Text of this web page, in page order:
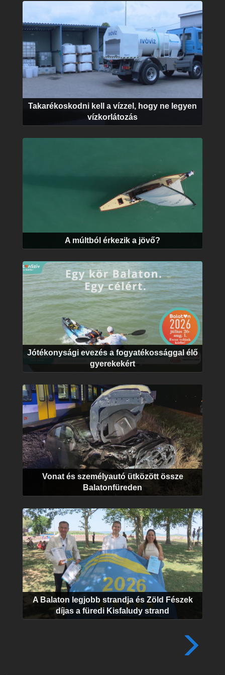
Takarékoskodni kell a vízzel, hogy ne legyen
vízkorlátozás
A múltból érkezik a jövő?
Jótékonysági evezés a fogyatékossággal élő
gyerekekért
Vonat és személyautó ütközött össze
Balatonfüreden
A Balaton legjobb strandja és Zöld Fészek
díjas a füredi Kisfaludy strand